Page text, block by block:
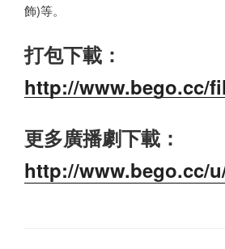
飾)等。
打包下載：
http://www.bego.cc/
更多廣播劇下載：
http://www.bego.cc/